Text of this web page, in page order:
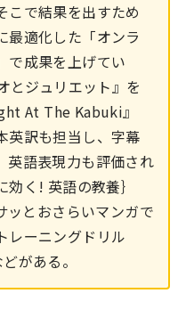
こで結果を出すため
最適化した「オンラ
で成果を上げてい
とジュリエット』を
At The Kabuki』
英訳も担当し、字幕
英語表現力も評価され
く! 英語の教養｝
とおさらいマンガで
レーニングドリル
がある。